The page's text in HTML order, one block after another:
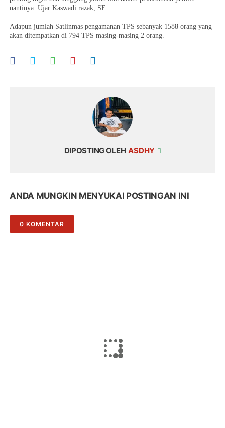
nantinya. Ujar Kaswadi razak, SE
Adapun jumlah Satlinmas pengamanan TPS sebanyak 1588 orang yang
akan ditempatkan di 794 TPS masing-masing 2 orang.
DIPOSTING OLEH ASDHY
ANDA MUNGKIN MENYUKAI POSTINGAN INI
0 KOMENTAR